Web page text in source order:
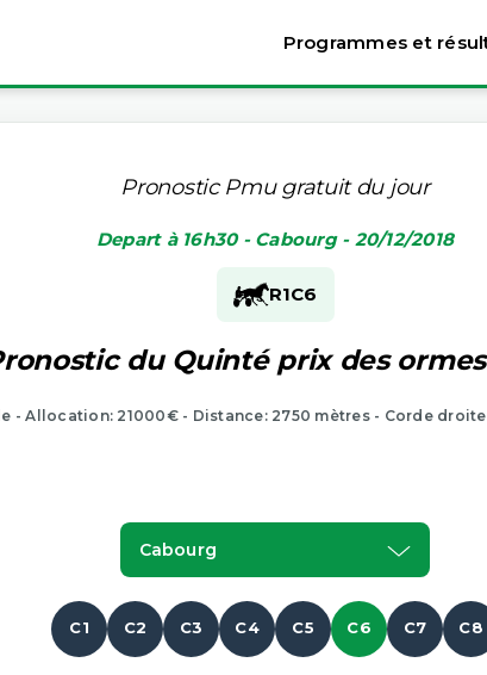
Programmes et
Pronostic Pmu gratuit du jour
Depart à 16h30 - Cabourg - 20/12/2018
R1C6
du Quinté prix des
- Allocation: 21000€ - Distance: 2750 mètres - Corde droite
Cabourg
C1 C2 C3 C4 C5 C6 C7 C8